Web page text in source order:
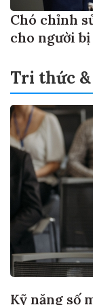
Chó chỉnh
cho người
Tri thức
Kỹ năng số